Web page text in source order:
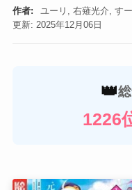
作者: ユーリ, 右薙光介, す
更新: 2025年12月06日
👑
1226